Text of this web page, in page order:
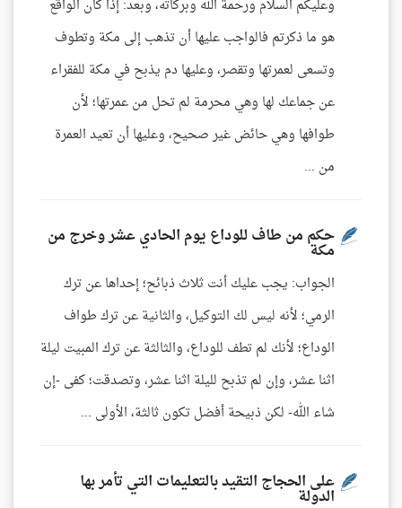
وعليكم السلام ورحمة الله وبركاته، وبعد: إذا كان الواقع
هو ما ذكرتم فالواجب عليها أن تذهب إلى مكة وتطوف
وتسعى لعمرتها وتقصر، وعليها دم يذبح في مكة للفقراء
عن جماعك لها وهي محرمة لم تحل من عمرتها؛ لأن
طوافها وهي حائض غير صحيح، وعليها أن تعيد العمرة
من ...
حكم من طاف للوداع يوم الحادي عشر وخرج من
مكة
الجواب: يجب عليك أنت ثلاث ذبائح؛ إحداها عن ترك
الرمي؛ لأنه ليس لك التوكيل، والثانية عن ترك طواف
الوداع؛ لأنك لم تطف للوداع، والثالثة عن ترك المبيت ليلة
اثنا عشر، وإن لم تذبح لليلة اثنا عشر، وتصدقت؛ كفى -إن
شاء الله- لكن ذبيحة أفضل تكون ثالثة، الأولى ...
على الحجاج التقيد بالتعليمات التي تأمر بها
الدولة